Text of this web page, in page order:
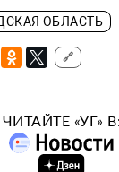
ОБЛАСТЬ
🔗
ЧИТАЙТЕ «УГ» В: